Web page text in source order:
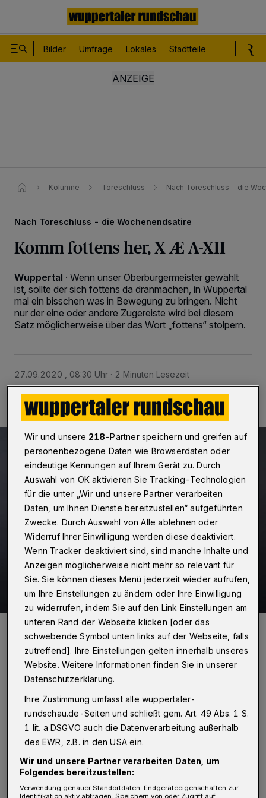
Bilder Umfrage Lokales Stadtteile
Kolumne Toreschluss Nach Toreschluss - die
Nach Toreschluss - die Wochenendsatire
Komm fottens her, X Æ A-XII
Wuppertal · Wenn unser Oberbürgermeister gewählt
ist, sollte der sich fottens da dranmachen, in Wuppertal
mal ein bisschen was in Bewegung zu bringen. Nicht
nur der eine oder andere Zugereiste wird bei diesem
Satz möglicherweise über das Wort „fottens“ stolpern.
27.09.2020 , 08:30 Uhr 2 Minuten Lesezeit
Roderich Trapp.
Foto: Max Höllwarth
Von Roderich Trapp
D as kennen nämlich viele gar nicht mehr.
Was kein Wunder ist, weil in Wuppertal
leider kaum noch etwas „fottens“ - sprich:
Wir und unsere 218-Partner speichern und greifen auf
personenbezogene Daten wie Browserdaten oder
eindeutige Kennungen auf Ihrem Gerät zu. Durch
Auswahl von OK aktivieren Sie Tracking-Technologien
für die unter „Wir und unsere Partner verarbeiten
Daten, um Ihnen Dienste bereitzustellen“ aufgeführten
Zwecke. Durch Auswahl von Alle ablehnen oder
Widerruf Ihrer Einwilligung werden diese deaktiviert.
Wenn Tracker deaktiviert sind, sind manche Inhalte und
Anzeigen möglicherweise nicht mehr so relevant für
Sie. Sie können dieses Menü jederzeit wieder aufrufen,
um Ihre Einstellungen zu ändern oder Ihre Einwilligung
zu widerrufen, indem Sie auf den Link Einstellungen am
unteren Rand der Webseite klicken [oder das
schwebende Symbol unten links auf der Webseite, falls
zutreffend]. Ihre Einstellungen gelten innerhalb unseres
Website. Weitere Informationen finden Sie in unserer
Datenschutzerklärung.
Ihre Zustimmung umfasst alle wuppertaler-
rundschau.de-Seiten und schließt gem. Art. 49 Abs. 1 S.
1 lit. a DSGVO auch die Datenverarbeitung außerhalb
des EWR, z.B. in den USA ein.
Wir und unsere Partner verarbeiten Daten, um
Folgendes bereitzustellen:
Verwendung genauer Standortdaten. Endgeräteeigenschaften zur
Identifikation aktiv abfragen. Speichern von oder Zugriff auf